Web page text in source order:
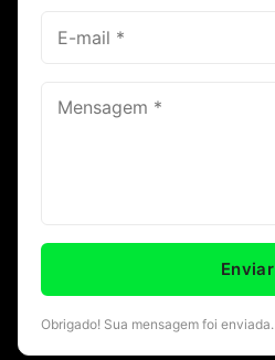
Obrigado! Sua mensagem foi enviada.